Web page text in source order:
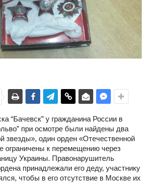
“Бачевск” у гражданина России в
при осмотре были найдены два
звезды», один орден «Отечественной
ограничены к перемещению через
Украины. Правонарушитель
принадлежали его деду, участнику
чтобы в его отсутствие в Москве их